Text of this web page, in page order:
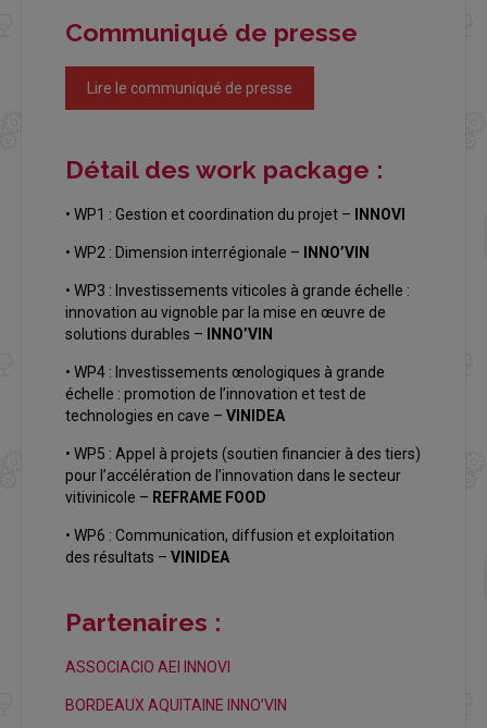
Communiqué de presse
Lire le communiqué de presse
Détail des work package :
• WP1 : Gestion et coordination du projet – INNOVI
• WP2 : Dimension interrégionale – INNO’VIN
• WP3 : Investissements viticoles à grande échelle :
innovation au vignoble par la mise en œuvre de
solutions durables – INNO’VIN
• WP4 : Investissements œnologiques à grande
échelle : promotion de l’innovation et test de
technologies en cave – VINIDEA
• WP5 : Appel à projets (soutien financier à des tiers)
pour l’accélération de l’innovation dans le secteur
vitivinicole – REFRAME FOOD
• WP6 : Communication, diffusion et exploitation
des résultats – VINIDEA
Partenaires :
ASSOCIACIO AEI INNOVI
BORDEAUX AQUITAINE INNO’VIN